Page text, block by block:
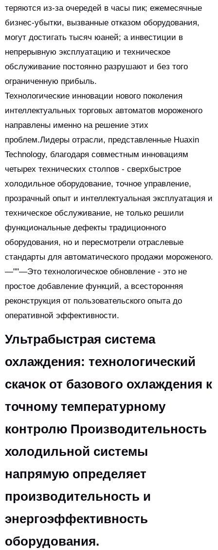
теряются из-за очередей в часы пик; ежемесячные
бизнес-убытки, вызванные отказом оборудования,
могут достигать тысяч юаней; а инвестиции в
непрерывную эксплуатацию и техническое
обслуживание постоянно разрушают и без того
ограниченную прибыль.
Технологические инновации нового поколения
интеллектуальных торговых автоматов мороженого
направлены именно на решение этих
проблем.Лидеры отрасли, представленные Huaxin
Technology, благодаря совместным инновациям
четырех технических столпов - сверхбыстрое
холодильное оборудование, точное управление,
прозрачный опыт и интеллектуальная эксплуатация и
техническое обслуживание, не только решили
функциональные дефекты традиционного
оборудования, но и пересмотрели отраслевые
стандарты для автоматического продажи мороженого.
—""—Это технологическое обновление - это не
простое добавление функций, а всесторонняя
реконструкция от пользовательского опыта до
оперативной эффективности.
Ультрабыстрая система
охлаждения: технологический
скачок от базового охлаждения к
точному температурному
контролю Производительность
холодильной системы
напрямую определяет
производительность и
энергоэффективность
оборудования.